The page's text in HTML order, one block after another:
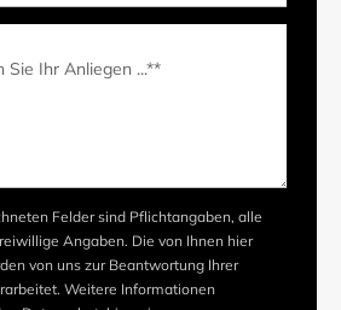
Felder sind Pflichtangaben, alle
Angaben. Die von Ihnen hier
von uns zur Beantwortung Ihrer
Weitere Informationen